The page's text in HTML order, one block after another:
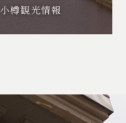
小樽観光情報